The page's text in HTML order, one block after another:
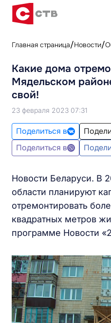
Главная страница Новости
Какие дома
Мядельском
свой!
23 февраля 2023 07:31
Поделиться в
Поделиться в
Новости Беларуси. В
области планируют
отремонтировать
квадратных метров
программе Новости